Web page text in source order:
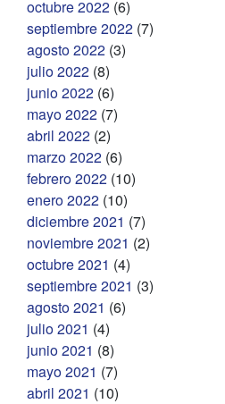
octubre 2022 (6)
septiembre 2022 (7)
agosto 2022 (3)
julio 2022 (8)
junio 2022 (6)
mayo 2022 (7)
abril 2022 (2)
marzo 2022 (6)
febrero 2022 (10)
enero 2022 (10)
diciembre 2021 (7)
noviembre 2021 (2)
octubre 2021 (4)
septiembre 2021 (3)
agosto 2021 (6)
julio 2021 (4)
junio 2021 (8)
mayo 2021 (7)
abril 2021 (10)